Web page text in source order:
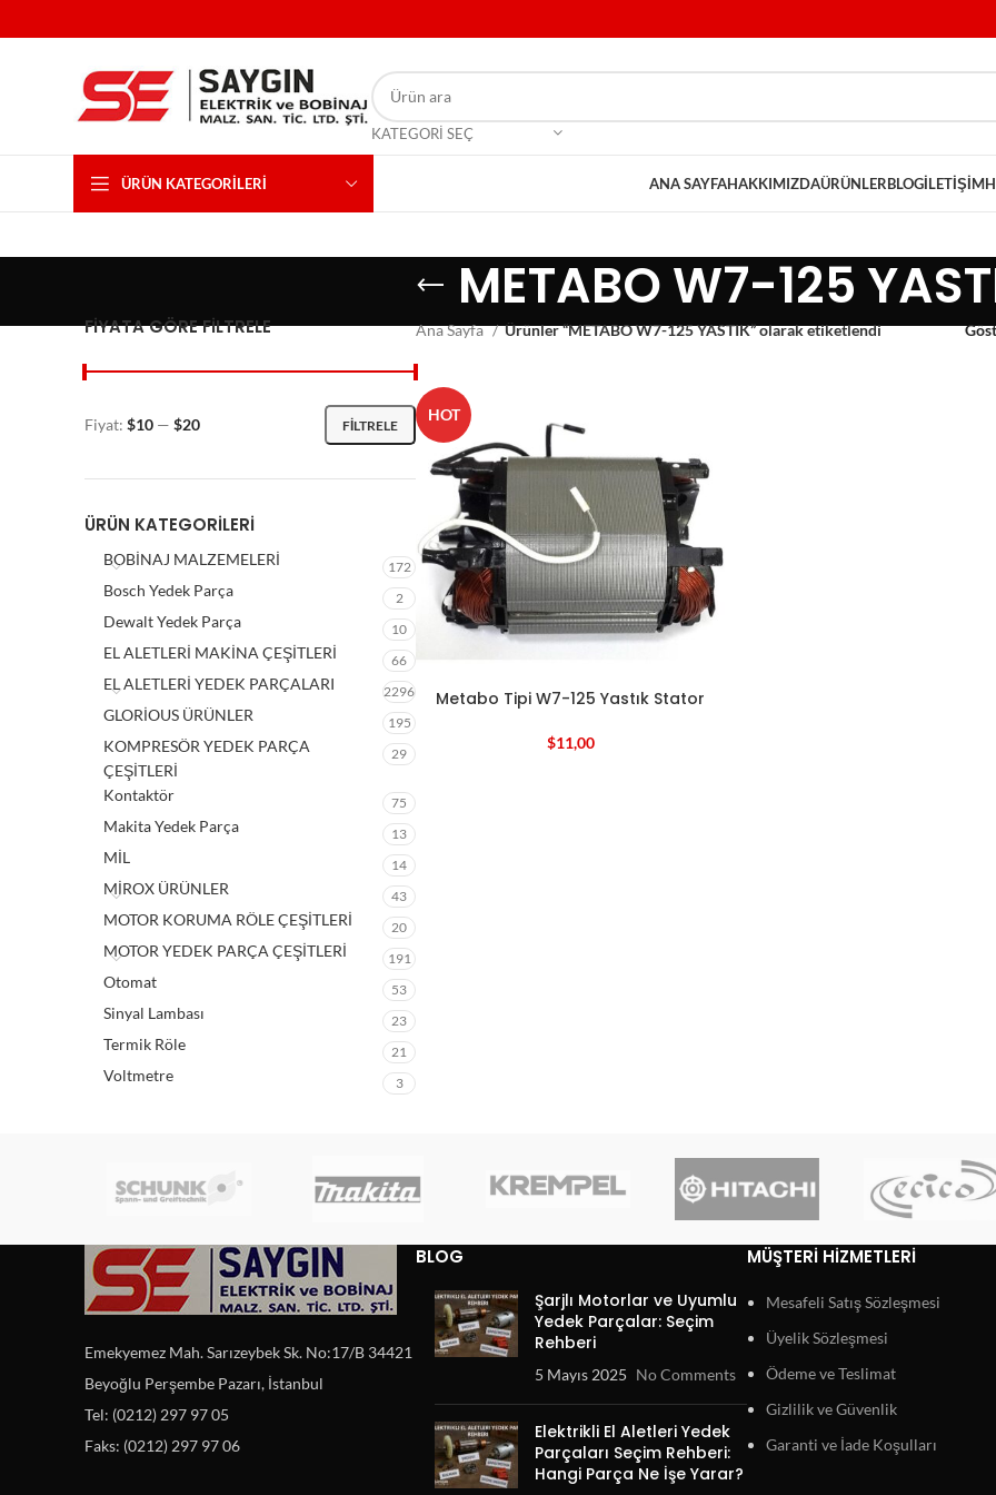
KATEGORI SEÇ
ÜRÜN KATEGORILERI ANA SAYFAHAKKIMIZDAÜRÜNLERBLOGİLETIŞIM
METABO W7-125
FIYATA GÖRE FILTRELE
FILTRELE
Fiyat: $10 — $20
ÜRÜN KATEGORILERI
BOBİNAJ MALZEMELERİ 172
Bosch Yedek Parça 2
Dewalt Yedek Parça 10
EL ALETLERİ MAKİNA ÇEŞİTLERİ 66
EL ALETLERİ YEDEK PARÇALARI 2296
GLORİOUS ÜRÜNLER 195
KOMPRESÖR YEDEK PARÇA
ÇEŞİTLERİ
29
Kontaktör 75
Makita Yedek Parça 13
MİL 14
MİROX ÜRÜNLER 43
MOTOR KORUMA RÖLE ÇEŞİTLERİ 20
MOTOR YEDEK PARÇA ÇEŞİTLERİ 191
Otomat 53
Sinyal Lambası 23
Termik Röle 21
Voltmetre 3
Ana Sayfa Ürünler “METABO W7-125 YASTIK” olarak etiketlendi
HOT
Metabo Tipi W7-125 Yastık Stator
$11,00
Emekyemez Mah. Sarızeybek Sk. No:17/B 34421
Beyoğlu Perşembe Pazarı, İstanbul
Tel: (0212) 297 97 05
Faks: (0212) 297 97 06
BLOG
Şarjlı Motorlar ve Uyumlu
Yedek Parçalar: Seçim
Rehberi
5 Mayıs 2025 No Comments
Elektrikli El Aletleri Yedek
Parçaları Seçim Rehberi:
Hangi Parça Ne İşe Yarar?
MÜŞTERI HIZMETLERI
Mesafeli Satış Sözleşmesi
Üyelik Sözleşmesi
Ödeme ve Teslimat
Gizlilik ve Güvenlik
Garanti ve İade Koşulları